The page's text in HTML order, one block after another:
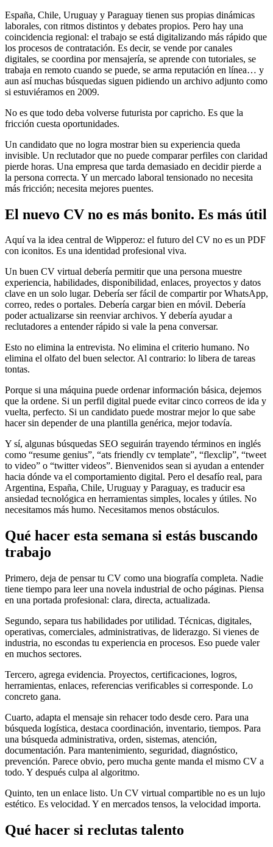
España, Chile, Uruguay y Paraguay tienen sus propias dinámicas
laborales, con ritmos distintos y debates propios. Pero hay una
coincidencia regional: el trabajo se está digitalizando más rápido que
los procesos de contratación. Es decir, se vende por canales
digitales, se coordina por mensajería, se aprende con tutoriales, se
trabaja en remoto cuando se puede, se arma reputación en línea… y
aun así muchas búsquedas siguen pidiendo un archivo adjunto como
si estuviéramos en 2009.
No es que todo deba volverse futurista por capricho. Es que la
fricción cuesta oportunidades.
Un candidato que no logra mostrar bien su experiencia queda
invisible. Un reclutador que no puede comparar perfiles con claridad
pierde horas. Una empresa que tarda demasiado en decidir pierde a
la persona correcta. Y un mercado laboral tensionado no necesita
más fricción; necesita mejores puentes.
El nuevo CV no es más bonito. Es más útil
Aquí va la idea central de Wipperoz: el futuro del CV no es un PDF
con iconitos. Es una identidad profesional viva.
Un buen CV virtual debería permitir que una persona muestre
experiencia, habilidades, disponibilidad, enlaces, proyectos y datos
clave en un solo lugar. Debería ser fácil de compartir por WhatsApp,
correo, redes o portales. Debería cargar bien en móvil. Debería
poder actualizarse sin reenviar archivos. Y debería ayudar a
reclutadores a entender rápido si vale la pena conversar.
Esto no elimina la entrevista. No elimina el criterio humano. No
elimina el olfato del buen selector. Al contrario: lo libera de tareas
tontas.
Porque si una máquina puede ordenar información básica, dejemos
que la ordene. Si un perfil digital puede evitar cinco correos de ida y
vuelta, perfecto. Si un candidato puede mostrar mejor lo que sabe
hacer sin depender de una plantilla genérica, mejor todavía.
Y sí, algunas búsquedas SEO seguirán trayendo términos en inglés
como “resume genius”, “ats friendly cv template”, “flexclip”, “tweet
to video” o “twitter videos”. Bienvenidos sean si ayudan a entender
hacia dónde va el comportamiento digital. Pero el desafío real, para
Argentina, España, Chile, Uruguay y Paraguay, es traducir esa
ansiedad tecnológica en herramientas simples, locales y útiles. No
necesitamos más humo. Necesitamos menos obstáculos.
Qué hacer esta semana si estás buscando
trabajo
Primero, deja de pensar tu CV como una biografía completa. Nadie
tiene tiempo para leer una novela industrial de ocho páginas. Piensa
en una portada profesional: clara, directa, actualizada.
Segundo, separa tus habilidades por utilidad. Técnicas, digitales,
operativas, comerciales, administrativas, de liderazgo. Si vienes de
industria, no escondas tu experiencia en procesos. Eso puede valer
en muchos sectores.
Tercero, agrega evidencia. Proyectos, certificaciones, logros,
herramientas, enlaces, referencias verificables si corresponde. Lo
concreto gana.
Cuarto, adapta el mensaje sin rehacer todo desde cero. Para una
búsqueda logística, destaca coordinación, inventario, tiempos. Para
una búsqueda administrativa, orden, sistemas, atención,
documentación. Para mantenimiento, seguridad, diagnóstico,
prevención. Parece obvio, pero mucha gente manda el mismo CV a
todo. Y después culpa al algoritmo.
Quinto, ten un enlace listo. Un CV virtual compartible no es un lujo
estético. Es velocidad. Y en mercados tensos, la velocidad importa.
Qué hacer si reclutas talento